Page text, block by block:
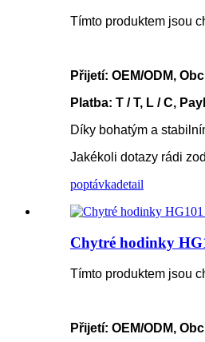
Tímto produktem jsou
Přijetí: OEM/ODM,
Platba: T / T, L / C,
Díky bohatým a
Jakékoli dotazy rádi
poptávkadetail
Chytré hodinky
Tímto produktem jsou
Přijetí: OEM/ODM,